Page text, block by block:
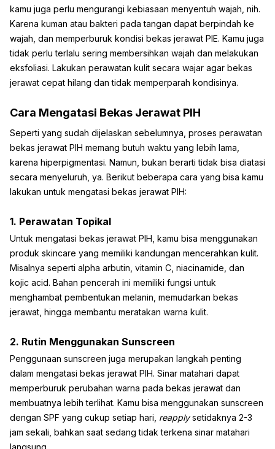
kamu juga perlu mengurangi kebiasaan menyentuh wajah, nih.
Karena kuman atau bakteri pada tangan dapat berpindah ke
wajah, dan memperburuk kondisi bekas jerawat PIE. Kamu juga
tidak perlu terlalu sering membersihkan wajah dan melakukan
eksfoliasi. Lakukan perawatan kulit secara wajar agar bekas
jerawat cepat hilang dan tidak memperparah kondisinya.
Cara Mengatasi Bekas Jerawat PIH
Seperti yang sudah dijelaskan sebelumnya, proses perawatan
bekas jerawat PIH memang butuh waktu yang lebih lama,
karena hiperpigmentasi. Namun, bukan berarti tidak bisa diatasi
secara menyeluruh, ya. Berikut beberapa cara yang bisa kamu
lakukan untuk mengatasi bekas jerawat PIH:
1. Perawatan Topikal
Untuk mengatasi bekas jerawat PIH, kamu bisa menggunakan
produk skincare yang memiliki kandungan mencerahkan kulit.
Misalnya seperti alpha arbutin, vitamin C, niacinamide, dan
kojic acid. Bahan pencerah ini memiliki fungsi untuk
menghambat pembentukan melanin, memudarkan bekas
jerawat, hingga membantu meratakan warna kulit.
2. Rutin Menggunakan Sunscreen
Penggunaan sunscreen juga merupakan langkah penting
dalam mengatasi bekas jerawat PIH. Sinar matahari dapat
memperburuk perubahan warna pada bekas jerawat dan
membuatnya lebih terlihat. Kamu bisa menggunakan sunscreen
dengan SPF yang cukup setiap hari, reapplysetidaknya 2-3
jam sekali, bahkan saat sedang tidak terkena sinar matahari
langsung.